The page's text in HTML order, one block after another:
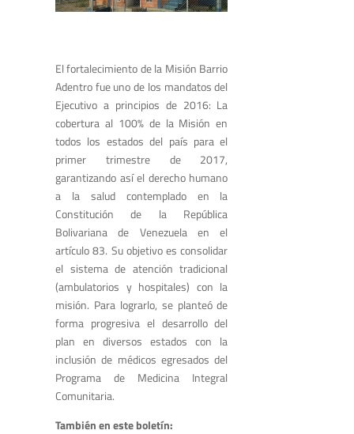
El fortalecimiento de la Misión Barrio
Adentro fue uno de los mandatos del
Ejecutivo a principios de 2016: La
cobertura al 100% de la Misión en
todos los estados del país para el
primer trimestre de 2017,
garantizando así el derecho humano
a la salud contemplado en la
Constitución de la República
Bolivariana de Venezuela en el
artículo 83. Su objetivo es consolidar
el sistema de atención tradicional
(ambulatorios y hospitales) con la
misión. Para lograrlo, se planteó de
forma progresiva el desarrollo del
plan en diversos estados con la
inclusión de médicos egresados del
Programa de Medicina Integral
Comunitaria.
También en este boletín: